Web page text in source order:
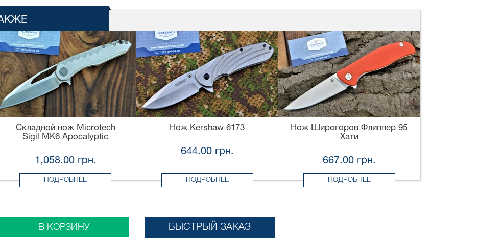
Складной нож Microtech
Sigil MK6 Apocalyptic
1,058.00 грн.
ПОДРОБНЕЕ
Нож Kershaw 6173
644.00 грн.
ПОДРОБНЕЕ
Нож Широгоров Флиппер 95
Хати
667.00 грн.
ПОДРОБНЕЕ
В КОРЗИНУ БЫСТРЫЙ ЗАКАЗ